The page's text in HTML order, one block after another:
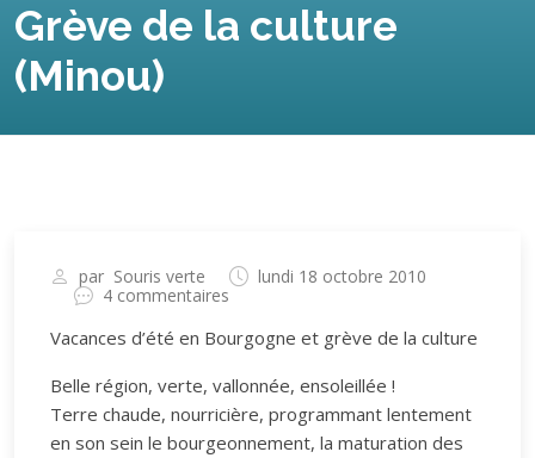
Grève de la culture
(Minou)
par Souris verte
lundi 18 octobre 2010
4 commentaires
Vacances d’été en Bourgogne et grève de la culture
Belle région, verte, vallonnée, ensoleillée !
Terre chaude, nourricière, programmant lentement
en son sein le bourgeonnement, la maturation des